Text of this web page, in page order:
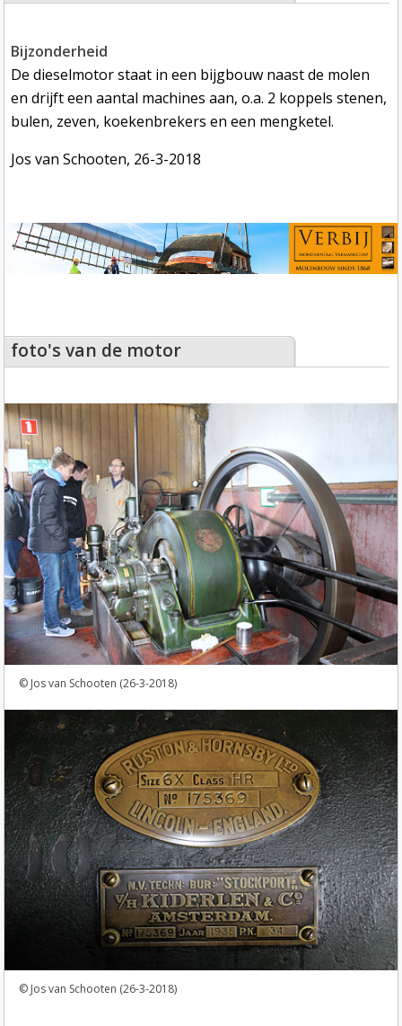
bijzonderheid
De dieselmotor staat in een bijgbouw naast de molen
en drijft een aantal machines aan, o.a. 2 koppels stenen,
bulen, zeven, koekenbrekers en een mengketel.
Jos van Schooten, 26-3-2018
foto's van de motor
foto's van de motor
Jos van Schooten (26-3-2018)
Jos van Schooten (26-3-2018)